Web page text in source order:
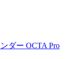
ダー OCTA Pro